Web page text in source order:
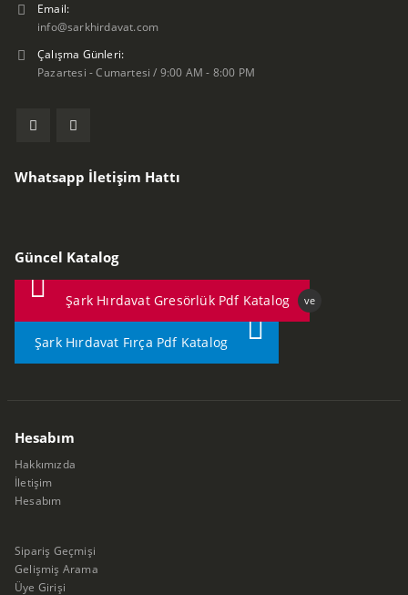
Email:
info@sarkhirdavat.com
Çalışma Günleri:
Pazartesi - Cumartesi / 9:00 AM - 8:00 PM
Whatsapp İletişim Hattı
Güncel Katalog
Şark Hırdavat Gresörlük Pdf Katalog ve
Şark Hırdavat Fırça Pdf Katalog
Hesabım
Hakkımızda
İletişim
Hesabım
Sipariş Geçmişi
Gelişmiş Arama
Üye Girişi